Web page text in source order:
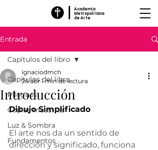
Academia
Metropolitana
de Arte
Entrada
Capítulos del libro
Pliegues
Copias maestras
Luz & Sombra
Fundamentos
Capítulos del libro
Introducción
ignaciodmch
26 abr 1 min de lectura
Dibujo Simplificado
El arte nos da un sentido de
dirección y significado, funciona